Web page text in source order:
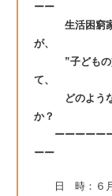
ーー
生活困窮家庭
が、
”子どもの貧
て、
どのようなソ
か？
ーーーーーー
ーー
日 時：６月